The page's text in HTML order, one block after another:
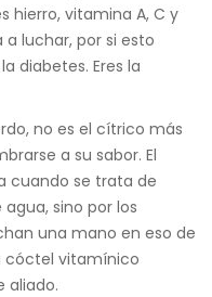
hierro, vitamina A, C y
luchar, por si esto
diabetes. Eres la
no es el cítrico más
a su sabor. El
cuando se trata de
agua, sino por los
una mano en eso de
cóctel vitamínico
aliado.